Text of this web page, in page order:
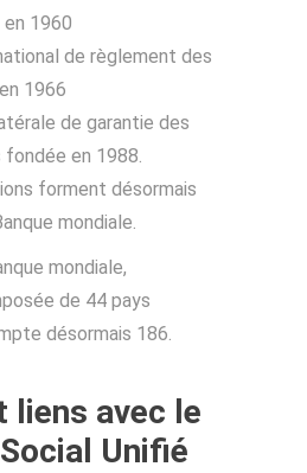
1960
de règlement des
1966
de garantie des
en 1988.
forment désormais
mondiale.
mondiale,
de 44 pays
désormais 186.
liens avec le
Unifié